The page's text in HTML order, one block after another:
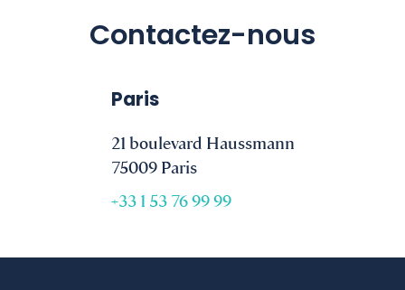
Contactez-nous
Paris
21 boulevard Haussmann
75009 Paris
+33 1 53 76 99 99